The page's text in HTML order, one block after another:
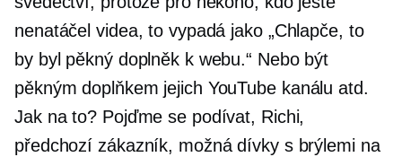
nenatáčel videa, to vypadá jako „Chlapče, to
by byl pěkný doplněk k webu.“ Nebo být
pěkným doplňkem jejich YouTube kanálu atd.
Jak na to? Pojďme se podívat, Richi,
předchozí zákazník, možná dívky s brýlemi na